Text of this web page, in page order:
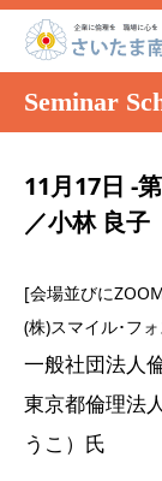
Seminar
11月17日 -
／小林 良子
[会場並びに
(株)スマイル･フ
一般社団法人
東京都倫理法
うこ）氏